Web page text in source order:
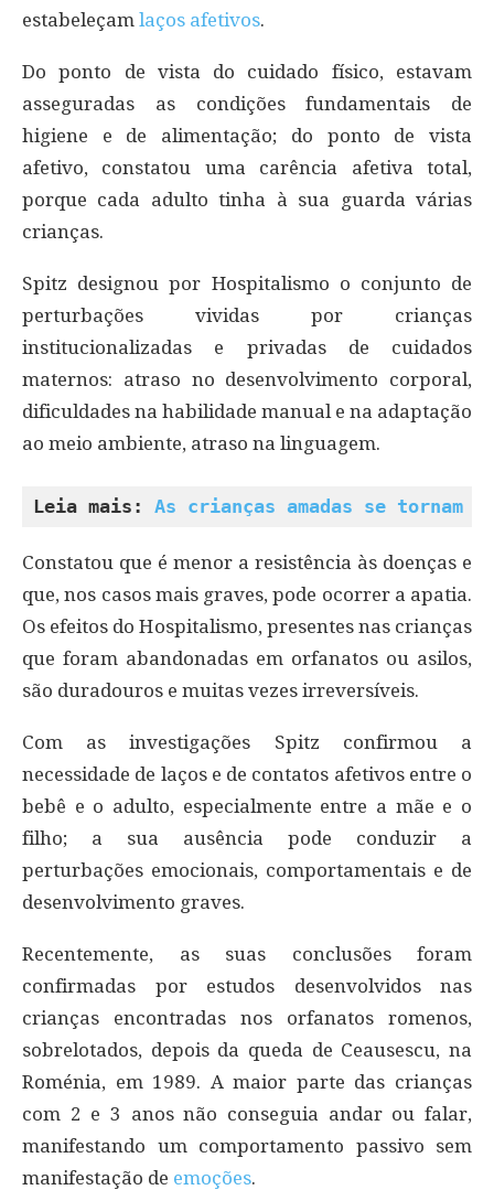
estabeleçam laços afetivos.
Do ponto de vista do cuidado físico, estavam
asseguradas as condições fundamentais de
higiene e de alimentação; do ponto de vista
afetivo, constatou uma carência afetiva total,
porque cada adulto tinha à sua guarda várias
crianças.
Spitz designou por Hospitalismo o conjunto de
perturbações vividas por crianças
institucionalizadas e privadas de cuidados
maternos: atraso no desenvolvimento corporal,
dificuldades na habilidade manual e na adaptação
ao meio ambiente, atraso na linguagem.
Leia mais: As crianças amadas se tornam
Constatou que é menor a resistência às doenças e
que, nos casos mais graves, pode ocorrer a apatia.
Os efeitos do Hospitalismo, presentes nas crianças
que foram abandonadas em orfanatos ou asilos,
são duradouros e muitas vezes irreversíveis.
Com as investigações Spitz confirmou a
necessidade de laços e de contatos afetivos entre o
bebê e o adulto, especialmente entre a mãe e o
filho; a sua ausência pode conduzir a
perturbações emocionais, comportamentais e de
desenvolvimento graves.
Recentemente, as suas conclusões foram
confirmadas por estudos desenvolvidos nas
crianças encontradas nos orfanatos romenos,
sobrelotados, depois da queda de Ceausescu, na
Roménia, em 1989. A maior parte das crianças
com 2 e 3 anos não conseguia andar ou falar,
manifestando um comportamento passivo sem
manifestação de emoções.